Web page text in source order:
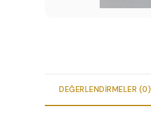
DEĞERLENDIRMELER (0)